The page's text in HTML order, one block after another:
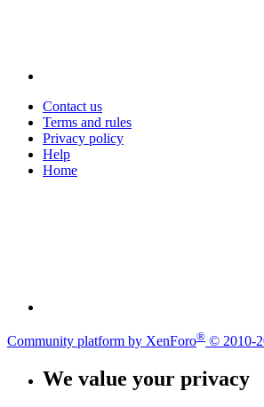
Contact us
Terms and rules
Privacy policy
Help
Home
Community platform by XenForo® © 2010-
We value your privacy